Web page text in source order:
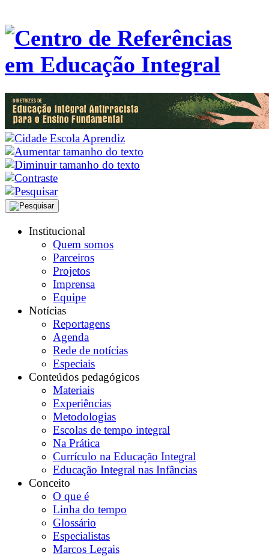
Institucional
Quem somos
Parceiros
Projetos
Imprensa
Equipe
Notícias
Reportagens
Agenda
Rede de notícias
Especiais
Conteúdos pedagógicos
Materiais
Experiências
Metodologias
Escolas de tempo integral
Na Prática
Currículo na Educação Integral
Educação Integral nas Infâncias
Conceito
O que é
Linha do tempo
Glossário
Especialistas
Marcos Legais